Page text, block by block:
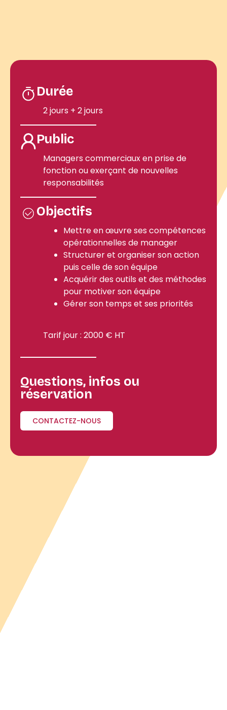
Durée
2 jours + 2 jours
Public
Managers commerciaux en prise de
fonction ou exerçant de nouvelles
responsabilités
Objectifs
Mettre en œuvre ses compétences
opérationnelles de manager
Structurer et organiser son action
puis celle de son équipe
Acquérir des outils et des méthodes
pour motiver son équipe
Gérer son temps et ses priorités
Tarif jour : 2000 € HT
Questions, infos ou
réservation
CONTACTEZ-NOUS